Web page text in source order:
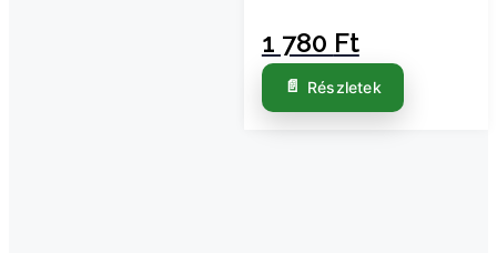
1 780 Ft
Részletek